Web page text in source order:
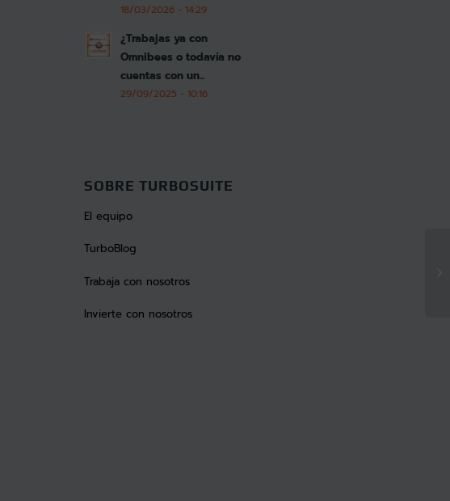
18/03/2026 - 14:29
¿Trabajas ya con
Omnibees o todavía no
cuentas con un...
29/09/2025 - 10:16
SOBRE TURBOSUITE
El equipo
TurboBlog
Trabaja con nosotros
Invierte con nosotros